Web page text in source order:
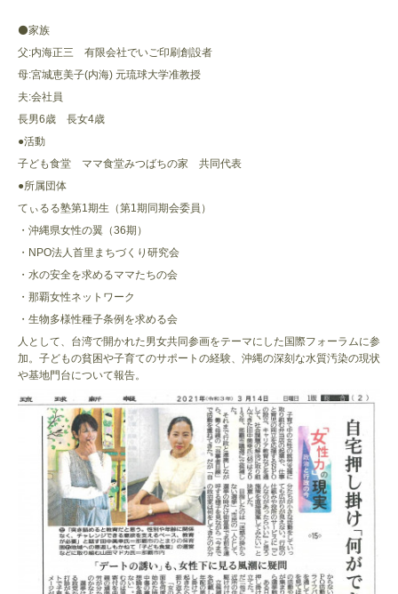
⚫️家族
父:内海正三 有限会社でいご印刷創設者
母:宮城恵美子(内海) 元琉球大学准教授
夫:会社員
長男6歳 長女4歳
●活動
子ども食堂 ママ食堂みつばちの家 共同代表
●所属団体
てぃるる塾第1期生（第1期同期会委員）
・沖縄県女性の翼（36期）
・NPO法人首里まちづくり研究会
・水の安全を求めるママたちの会
・那覇女性ネットワーク
・生物多様性種子条例を求める会
人として、台湾で開かれた男女共同参画をテーマにした国際フォーラムに参
加。子どもの貧困や子育てのサポートの経験、沖縄の深刻な水質汚染の現状
や基地門台について報告。